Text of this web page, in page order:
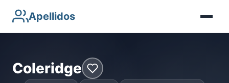
Apellidos
Coleridge